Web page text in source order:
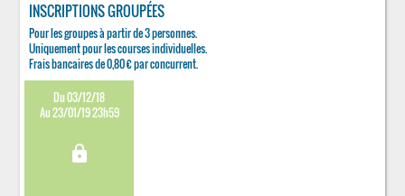
INSCRIPTIONS GROUPÉES
Pour les groupes à partir de 3 personnes.
Uniquement pour les courses individuelles.
Frais bancaires de 0,80 € par concurrent.
Du 03/12/18
Au 23/01/19 23h59
lock